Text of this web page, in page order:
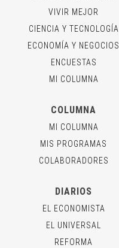
VIVIR MEJOR
CIENCIA Y TECNOLOGÍA
ECONOMÍA Y NEGOCIOS
ENCUESTAS
MI COLUMNA
COLUMNA
MI COLUMNA
MIS PROGRAMAS
COLABORADORES
DIARIOS
EL ECONOMISTA
EL UNIVERSAL
REFORMA